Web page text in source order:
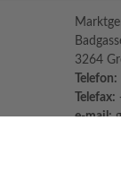
3264
Telefon:
Telefax:
e-mail: